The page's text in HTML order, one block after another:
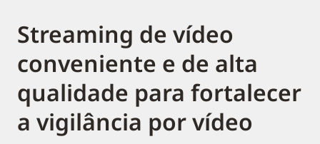
Streaming de vídeo
conveniente e de alta
qualidade para fortalecer
a vigilância por vídeo